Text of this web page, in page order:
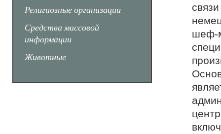
Религиозные организации
Средства массовой
информации
Животные
шеф-